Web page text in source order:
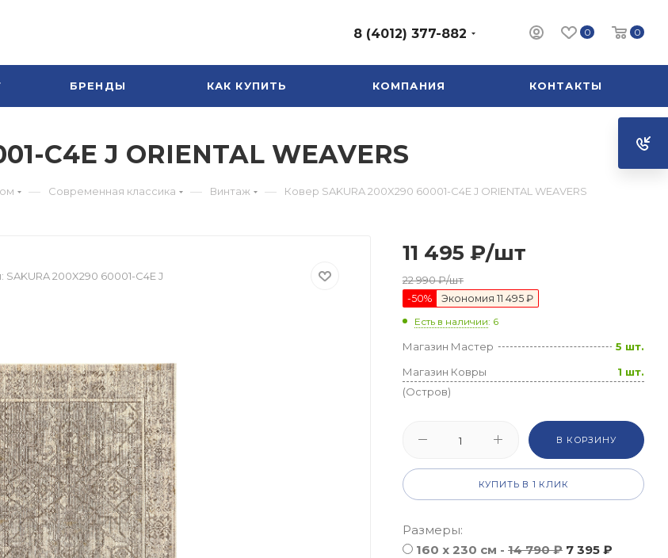
0 0
8 (4012) 377-882
БРЕНДЫ КАК КУПИТЬ КОМПАНИЯ КОНТАКТЫ
C4E J ORIENTAL WEAVERS
— Современная классика — Винтаж — Ковер SAKURA 200X290 60001-C4E J ORIENTAL WEAVERS
SAKURA 200X290 60001-C4E J
11 495 ₽/шт
22 990₽/шт
-50% Экономия 11 495 ₽
Есть в наличии: 6
Магазин Мастер
5 шт.
Магазин Ковры
(Остров)
1 шт.
В КОРЗИНУ
КУПИТЬ В 1 КЛИК
Размеры:
160 x 230 см - 14 790 ₽ 7 395 ₽